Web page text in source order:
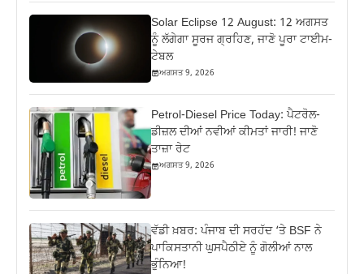
Solar Eclipse 12 August: 12 ਅਗਸਤ
ਨੂੰ ਲੱਗੇਗਾ ਸੂਰਜ ਗ੍ਰਹਿਣ, ਜਾਣੋ ਪੂਰਾ ਟਾਈਮ-
ਟੇਬਲ
ਅਗਸਤ 9, 2026
Petrol-Diesel Price Today: ਪੈਟਰੋਲ-
ਡੀਜ਼ਲ ਦੀਆਂ ਨਵੀਆਂ ਕੀਮਤਾਂ ਜਾਰੀ! ਜਾਣੋ
ਤਾਜ਼ਾ ਰੇਟ
ਅਗਸਤ 9, 2026
ਵੱਡੀ ਖ਼ਬਰ: ਪੰਜਾਬ ਦੀ ਸਰਹੱਦ ‘ਤੇ BSF ਨੇ
ਪਾਕਿਸਤਾਨੀ ਘੁਸਪੈਠੀਏ ਨੂੰ ਗੋਲੀਆਂ ਨਾਲ
ਭੁੰਨਿਆ!